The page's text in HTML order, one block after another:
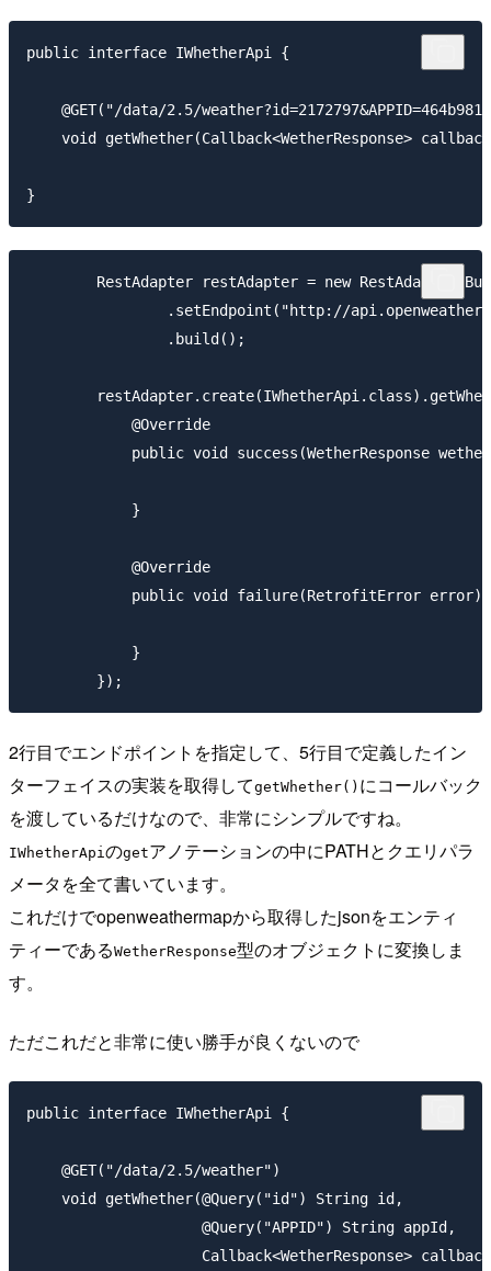
public interface IWhetherApi {
@GET("/data/2.5/
void getWhether(Callback<WetherResponse>
RestAdapter restAdapter = new
.setEndpoint("http://
                .build();
            @Override
public void success(WetherResponse
            }
            @Override
public void failure(RetrofitError error)
            }
2行目でエンドポイントを指定して、5行目で定義したイン
ターフェイスの実装を取得してgetWhether() にコールバック
を渡しているだけなので、非常にシンプルですね。
IWhetherApi のgetアノテーションの中にPATHとクエリパラ
メータを全て書いています。
これだけでopenweathermapから取得したjsonをエンティ
ティーであるWetherResponse型のオブジェクトに変換しま
す。
ただこれだと非常に使い勝手が良くないので
public interface IWhetherApi {
    @GET("/data/2.5/weather")
    void getWhether(@Query("id") String id,
                    @Query("APPID") String appId,
Callback<WetherResponse>